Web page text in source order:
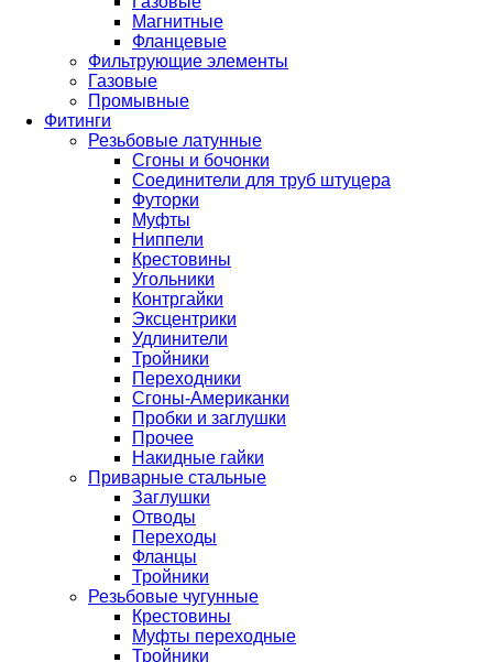
Магнитные
Фланцевые
Фильтрующие элементы
Газовые
Промывные
Фитинги
Резьбовые латунные
Сгоны и бочонки
Соединители для труб штуцера
Футорки
Муфты
Ниппели
Крестовины
Угольники
Контргайки
Эксцентрики
Удлинители
Тройники
Переходники
Сгоны-Американки
Пробки и заглушки
Прочее
Накидные гайки
Приварные стальные
Заглушки
Отводы
Переходы
Фланцы
Тройники
Резьбовые чугунные
Крестовины
Муфты переходные
Тройники